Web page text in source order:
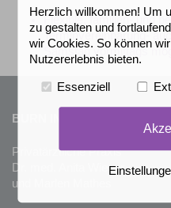
Flexible, familien- und
Terminvereinbarung-
Samstag vormittags
BURN IN LEIPZIG®
Privatärztliche Praxis
Dr. med. Anita Wieser
und Marlen Mathes
Herzlich willkommen! Um
zu gestalten und
wir Cookies. So können
Nutzererlebnis bieten.
Essenziell